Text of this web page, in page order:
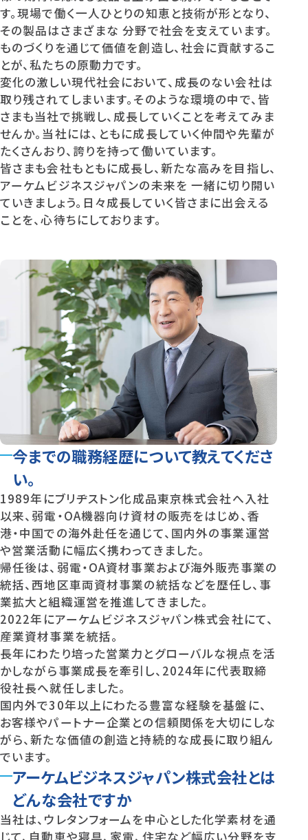
す。現場で働く一人ひとりの知恵と技術が形となり、
その製品はさまざまな 分野で社会を支えています。
ものづくりを通じて価値を創造し、社会に貢献するこ
とが、私たちの原動力です。
変化の激しい現代社会において、成長のない会社は
取り残されてしまいます。そのような環境の中で、皆
さまも当社で挑戦し、成長していくことを考えてみま
せんか。当社には、ともに成長していく仲間や先輩が
たくさんおり、誇りを持って働いています。
皆さまも会社もともに成長し、新たな高みを目指し、
アーケムビジネスジャパンの未来を 一緒に切り開い
ていきましょう。日々成長していく皆さまに出会える
ことを、心待ちにしております。
今までの職務経歴について教えてくださ
い。
1989年にブリヂストン化成品東京株式会社へ入社
以来、弱電・OA機器向け資材の販売をはじめ、香
港・中国での海外赴任を通じて、国内外の事業運営
や営業活動に幅広く携わってきました。
帰任後は、弱電・OA資材事業および海外販売事業の
統括、西地区車両資材事業の統括などを歴任し、事
業拡大と組織運営を推進してきました。
2022年にアーケムビジネスジャパン株式会社にて、
産業資材事業を統括。
長年にわたり培った営業力とグローバルな視点を活
かしながら事業成長を牽引し、2024年に代表取締
役社長へ就任しました。
国内外で30年以上にわたる豊富な経験を基盤に、
お客様やパートナー企業との信頼関係を大切にしな
がら、新たな価値の創造と持続的な成長に取り組ん
でいます。
アーケムビジネスジャパン株式会社とは
どんな会社ですか
当社は、ウレタンフォームを中心とした化学素材を通
じて、自動車や寝具、家電、住宅など幅広い分野を支